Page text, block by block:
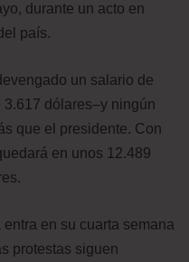
durante un acto en
país.
un salario de
dólares–y ningún
que el presidente. Con
en unos 12.489
en su cuarta semana
protestas siguen